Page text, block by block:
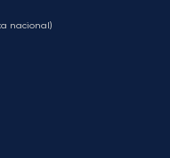
nacional)